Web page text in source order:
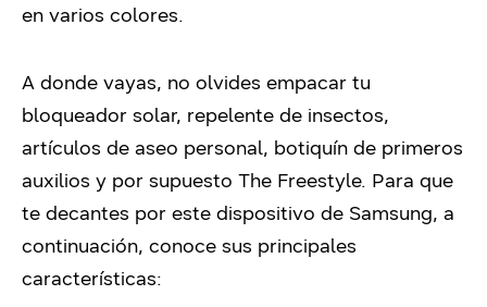
en varios colores.
A donde vayas, no olvides empacar tu
bloqueador solar, repelente de insectos,
artículos de aseo personal, botiquín de primeros
auxilios y por supuesto The Freestyle. Para que
te decantes por este dispositivo de Samsung, a
continuación, conoce sus principales
características: